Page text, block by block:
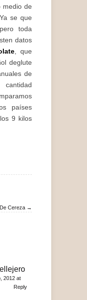
medio de
se que
toda
datos
, que
deglute
de
países
9 kilos
Cereza →
2012 at
Reply